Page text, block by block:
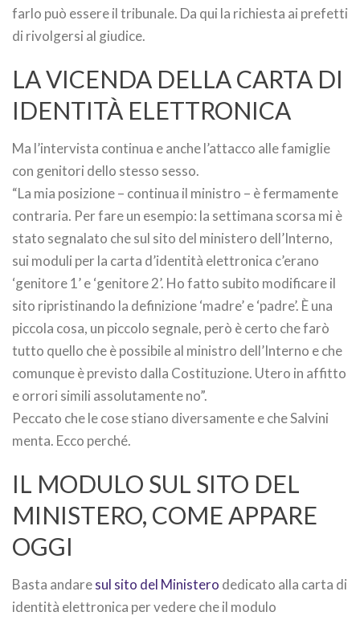
farlo può essere il tribunale. Da qui la richiesta ai prefetti
di rivolgersi al giudice.
LA VICENDA DELLA CARTA DI
IDENTITÀ ELETTRONICA
Ma l’intervista continua e anche l’attacco alle famiglie
con genitori dello stesso sesso.
“La mia posizione – continua il ministro – è fermamente
contraria. Per fare un esempio: la settimana scorsa mi è
stato segnalato che sul sito del ministero dell’Interno,
sui moduli per la carta d’identità elettronica c’erano
‘genitore 1’ e ‘genitore 2’. Ho fatto subito modificare il
sito ripristinando la definizione ‘madre’ e ‘padre’. È una
piccola cosa, un piccolo segnale, però è certo che farò
tutto quello che è possibile al ministro dell’Interno e che
comunque è previsto dalla Costituzione. Utero in affitto
e orrori simili assolutamente no”.
Peccato che le cose stiano diversamente e che Salvini
menta. Ecco perché.
IL MODULO SUL SITO DEL
MINISTERO, COME APPARE
OGGI
Basta andaresul sito del Ministero dedicato alla carta di
identità elettronica per vedere che il modulo